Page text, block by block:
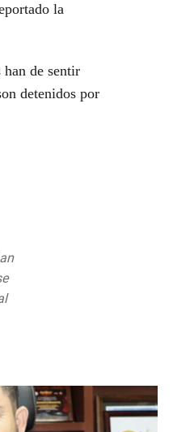
la
de sentir
detenidos por